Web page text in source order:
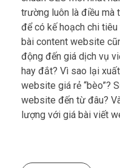
trường luôn là điều mà
để có kế hoạch chi
bài content website
động đến giá dịch vụ
hay đắt? Vì sao lại
website giá rẻ “bèo”?
website đến từ đâu?
lượng với giá bài viết